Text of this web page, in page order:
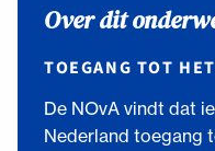
Over dit
TOEGANG TOT
De NOvA vindt dat
Nederland toegang